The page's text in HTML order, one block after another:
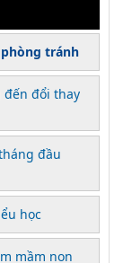
phòng tránh
đến đổi thay
đầu
học
mầm non